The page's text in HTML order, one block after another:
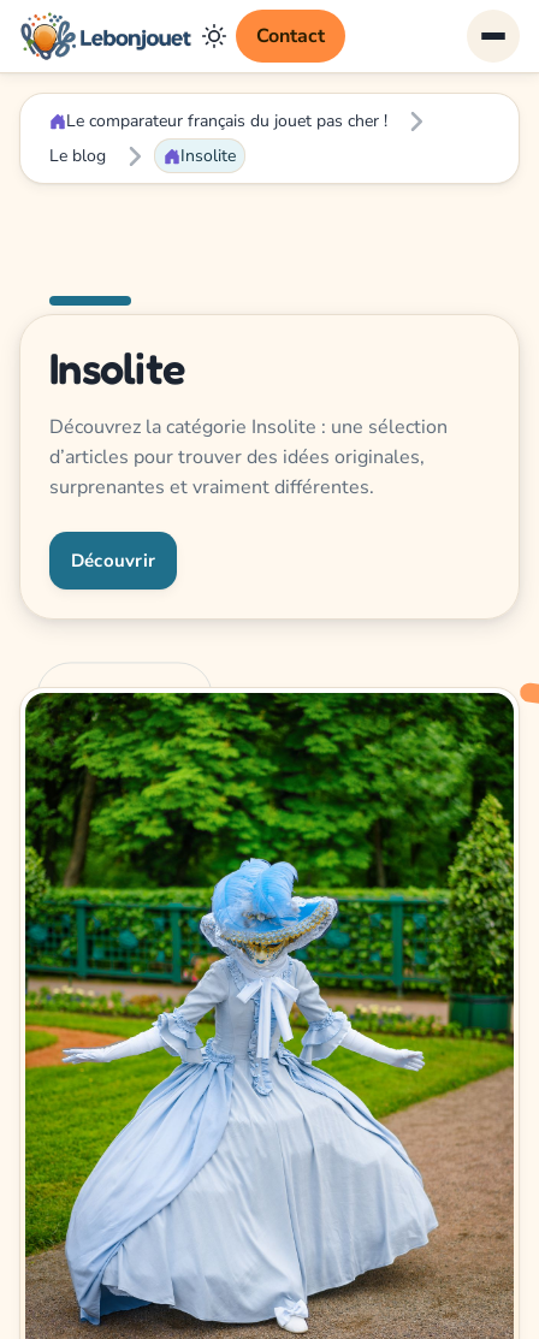
Contact
Le comparateur français du jouet pas cher !
Le blog
Insolite
Insolite
Découvrez la catégorie Insolite : une sélection
d’articles pour trouver des idées originales,
surprenantes et vraiment différentes.
Découvrir